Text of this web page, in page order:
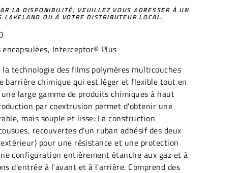
LA DISPONIBILITÉ, VEUILLEZ VOUS ADRESSER À UN
LAKELAND OU À VOTRE DISTRIBUTEUR LOCAL.
, Interceptor® Plus
technologie des films polymères multicouches
barrière chimique qui est léger et flexible tout en
large gamme de produits chimiques à haut
par coextrusion permet d'obtenir une
mais souple et lisse. La construction
recouvertes d'un ruban adhésif des deux
pour une résistance et une protection
configuration entièrement étanche aux gaz et à
d'entrée à l'avant et à l'arrière. Comprend des